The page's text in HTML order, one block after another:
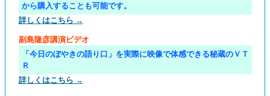
から購入することも可能です。
詳しくはこちら →
副島隆彦講演ビデオ
「今日のぼやきの語り口」を実際に映像で体感できる秘蔵のＶＴ
Ｒ
詳しくはこちら →